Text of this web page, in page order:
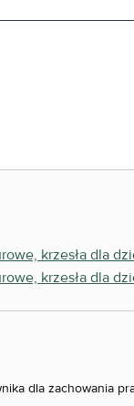
dla zachowania